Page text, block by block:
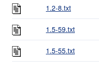
1.2-8.txt
1.5-59.txt
1.5-55.txt